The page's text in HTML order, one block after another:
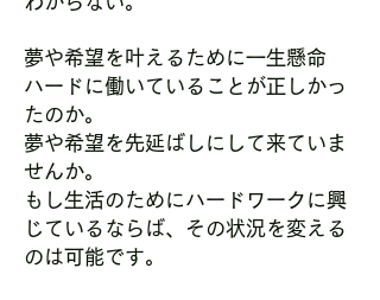
夢や希望を叶えるために一生懸命
ハードに働いていることが正しかっ
たのか。
夢や希望を先延ばしにして来ていま
せんか。
もし生活のためにハードワークに興
じているならば、その状況を変える
のは可能です。